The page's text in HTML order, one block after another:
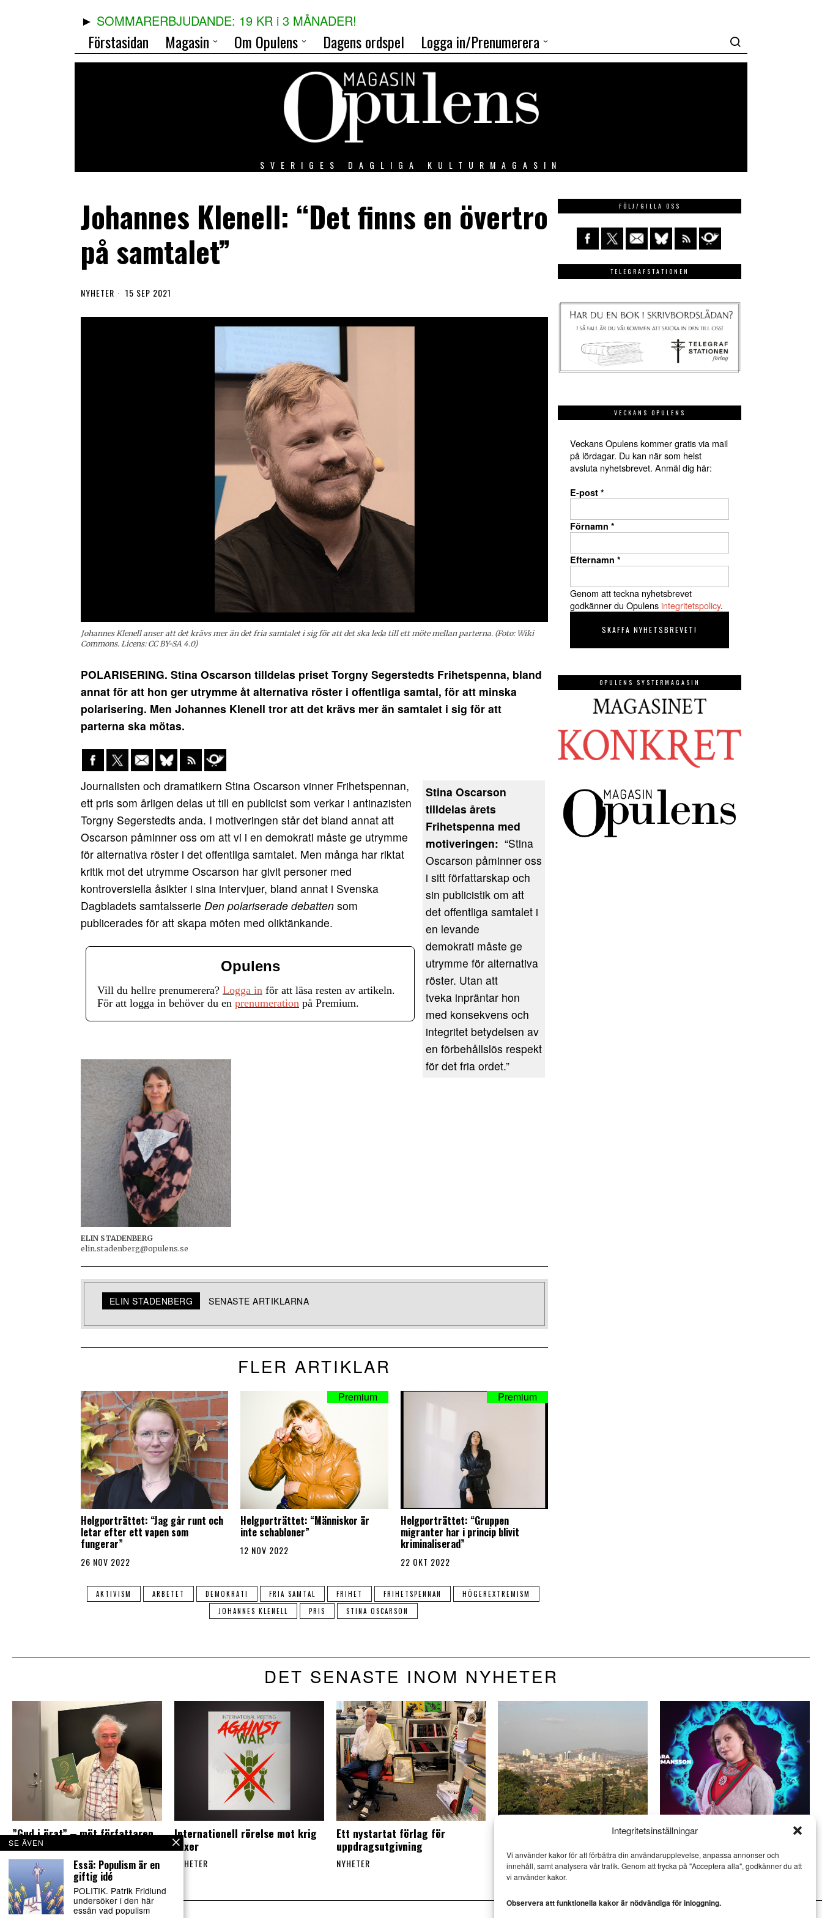
Integritetsinställningar
Vi använder kakor för att förbättra din användarupplevelse, anpassa annonser och
innehåll, samt analysera vår trafik. Genom att trycka på "Acceptera alla", godkänner du att
vi använder kakor.
Observera att funktionella kakor är nödvändiga för inloggning.
SOMMARERBJUDANDE: 19 KR i 3 MÅNADER!
Förstasidan Magasin Om Opulens Dagens ordspel Logga in/Prenumerera
SVERIGES DAGLIGA KULTURMAGASIN
Johannes Klenell: “Det finns en övertro
på samtalet”
NYHETER 15 SEP 2021
Johannes Klenell anser att det krävs mer än det fria samtalet i sig för att det ska leda till ett möte mellan parterna. (Foto: Wiki
Commons. Licens: CC BY-SA 4.0)
POLARISERING. Stina Oscarson tilldelas priset Torgny Segerstedts Frihetspenna, bland
annat för att hon ger utrymme åt alternativa röster i offentliga samtal, för att minska
polarisering. Men Johannes Klenell tror att det krävs mer än samtalet i sig för att
parterna ska mötas.
Stina Oscarson
tilldelas årets
Frihetspenna med
motiveringen: “Stina
Oscarson påminner oss
i sitt författarskap och
sin publicistik om att
det offentliga samtalet i
en levande
demokrati måste ge
utrymme för alternativa
röster. Utan att
tveka inpräntar hon
med konsekvens och
integritet betydelsen av
en förbehållslös respekt
för det fria ordet.”
Journalisten och dramatikern Stina Oscarson vinner Frihetspennan,
ett pris som årligen delas ut till en publicist som verkar i antinazisten
Torgny Segerstedts anda. I motiveringen står det bland annat att
Oscarson påminner oss om att vi i en demokrati måste ge utrymme
för alternativa röster i det offentliga samtalet. Men många har riktat
kritik mot det utrymme Oscarson har givit personer med
kontroversiella åsikter i sina intervjuer, bland annat i Svenska
Dagbladets samtalsserie Den polariserade debatten som
publicerades för att skapa möten med oliktänkande.
Opulens
Vill du hellre prenumerera? Logga in för att läsa resten av artikeln.
För att logga in behöver du en prenumeration på Premium.
ELIN STADENBERG
elin.stadenberg@opulens.se
ELIN STADENBERG SENASTE ARTIKLARNA
FLER ARTIKLAR
Helgporträttet: “Jag går runt och
letar efter ett vapen som
fungerar”
26 NOV 2022
Helgporträttet: “Människor är
inte schabloner”
12 NOV 2022
Helgporträttet: “Gruppen
migranter har i princip blivit
kriminaliserad”
22 OKT 2022
AKTIVISM ARBETET DEMOKRATI FRIA SAMTAL FRIHET FRIHETSPENNAN
HÖGEREXTREMISM
JOHANNES KLENELL
PRIS STINA OSCARSON
FÖLJ/GILLA OSS
TELEGRAFSTATIONEN
VECKANS OPULENS
Veckans Opulens kommer gratis via mail
på lördagar. Du kan när som helst
avsluta nyhetsbrevet. Anmäl dig här:
E-post *
Förnamn *
Efternamn *
Genom att teckna nyhetsbrevet
godkänner du Opulensintegritetspolicy.
OPULENS SYSTERMAGASIN
DET SENASTE INOM NYHETER
”Gud i örat” ‒ möt författaren
Johan Fellenius
NYHETER
Internationell rörelse mot krig
växer
NYHETER
Ett nystartat förlag för
uppdragsutgivning
NYHETER
Uganda
NYHETER
Saara Hermansson vill lyfta
NYHETER
SE ÄVEN
Essä: Populism är en
giftig idé
POLITIK. Patrik Fridlund
undersöker i den här
essän vad populism